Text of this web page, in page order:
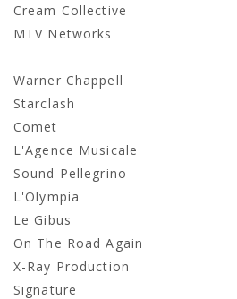
Cream Collective
MTV Networks
Warner Chappell
Starclash
Comet
L'Agence Musicale
Sound Pellegrino
L'Olympia
Le Gibus
On The Road Again
X-Ray Production
Signature